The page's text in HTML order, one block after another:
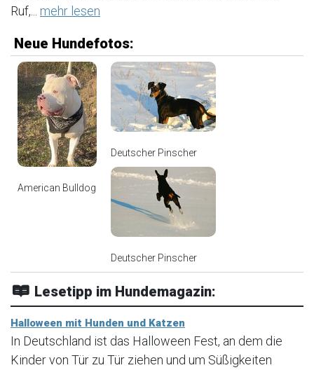
Ruf,... mehr lesen
Neue Hundefotos:
American Bulldog
Deutscher Pinscher
Deutscher Pinscher
Lesetipp im Hundemagazin:
Halloween mit Hunden und Katzen
In Deutschland ist das Halloween Fest, an dem die
Kinder von Tür zu Tür ziehen und um Süßigkeiten